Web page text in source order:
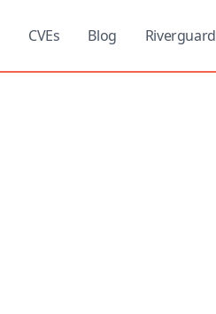
CVEs Blog Riverguard